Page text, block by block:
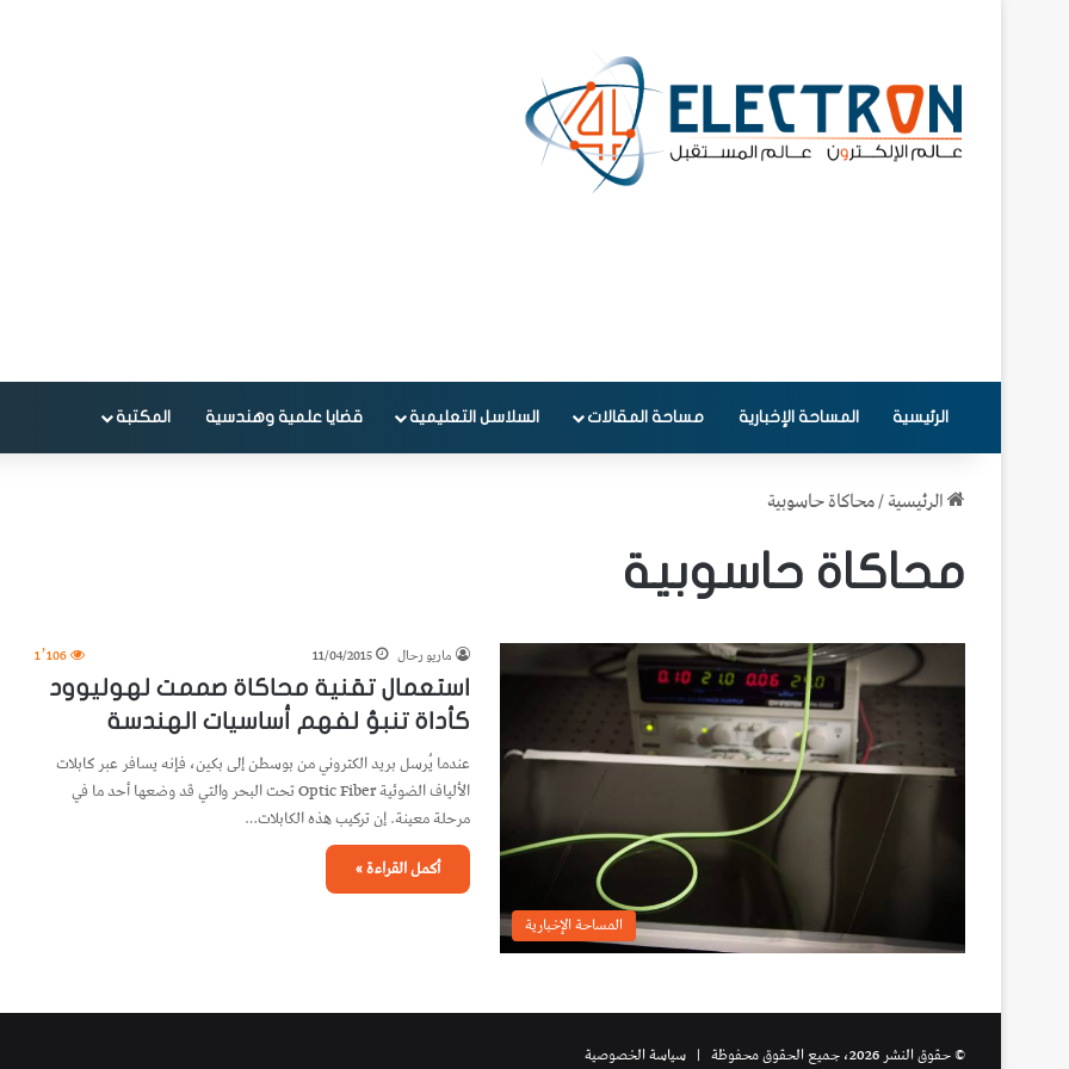
الرئيسية المساحة الإخبارية مساحة المقالات السلاسل التعليمية قضايا علمية وهندسية المكتبة
الرئيسية/محاكاة حاسوبية
محاكاة حاسوبية
المساحة الإخبارية
ماريو رحال 11/04/2015
1٬106
استعمال تقنية محاكاة صممت لهوليوود
كأداة تنبؤ لفهم أساسيات الهندسة
عندما يُرسل بريد الكتروني من بوسطن إلى بكين، فإنه يسافر عبر كابلات
الألياف الضوئية Optic Fiber تحت البحر والتي قد وضعها أحد ما في
مرحلة معينة. إن تركيب هذه الكابلات…
أكمل القراءة »
© حقوق النشر 2026، جميع الحقوق محفوظة | سياسة الخصوصية